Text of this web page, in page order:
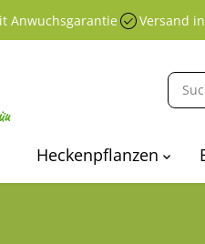
Anwuchsgarantie Versand
Heckenpflanzen